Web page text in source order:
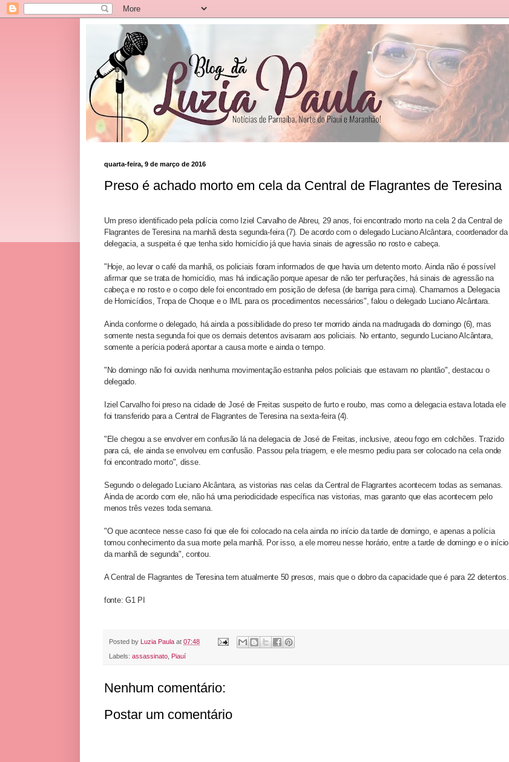
quarta-feira, 9 de março de 2016
Preso é achado morto em cela da Central de Flagrantes de Teresina
Um preso identificado pela polícia como Iziel Carvalho de Abreu, 29 anos, foi encontrado morto na cela 2 da Central de
Flagrantes de Teresina na manhã desta segunda-feira (7). De acordo com o delegado Luciano Alcântara, coordenador da
delegacia, a suspeita é que tenha sido homicídio já que havia sinais de agressão no rosto e cabeça.
"Hoje, ao levar o café da manhã, os policiais foram informados de que havia um detento morto. Ainda não é possível
afirmar que se trata de homicídio, mas há indicação porque apesar de não ter perfurações, há sinais de agressão na
cabeça e no rosto e o corpo dele foi encontrado em posição de defesa (de barriga para cima). Chamamos a Delegacia
de Homicídios, Tropa de Choque e o IML para os procedimentos necessários", falou o delegado Luciano Alcântara.
Ainda conforme o delegado, há ainda a possibilidade do preso ter morrido ainda na madrugada do domingo (6), mas
somente nesta segunda foi que os demais detentos avisaram aos policiais. No entanto, segundo Luciano Alcântara,
somente a perícia poderá apontar a causa morte e ainda o tempo.
"No domingo não foi ouvida nenhuma movimentação estranha pelos policiais que estavam no plantão", destacou o
delegado.
Iziel Carvalho foi preso na cidade de José de Freitas suspeito de furto e roubo, mas como a delegacia estava lotada ele
foi transferido para a Central de Flagrantes de Teresina na sexta-feira (4).
"Ele chegou a se envolver em confusão lá na delegacia de José de Freitas, inclusive, ateou fogo em colchões. Trazido
para cá, ele ainda se envolveu em confusão. Passou pela triagem, e ele mesmo pediu para ser colocado na cela onde
foi encontrado morto", disse.
Segundo o delegado Luciano Alcântara, as vistorias nas celas da Central de Flagrantes acontecem todas as semanas.
Ainda de acordo com ele, não há uma periodicidade específica nas vistorias, mas garanto que elas acontecem pelo
menos três vezes toda semana.
"O que acontece nesse caso foi que ele foi colocado na cela ainda no início da tarde de domingo, e apenas a polícia
tomou conhecimento da sua morte pela manhã. Por isso, a ele morreu nesse horário, entre a tarde de domingo e o início
da manhã de segunda", contou.
A Central de Flagrantes de Teresina tem atualmente 50 presos, mais que o dobro da capacidade que é para 22 detentos.
fonte: G1 PI
Posted by Luzia Paula at 07:48
Labels: assassinato Piauí
Nenhum comentário:
Postar um comentário